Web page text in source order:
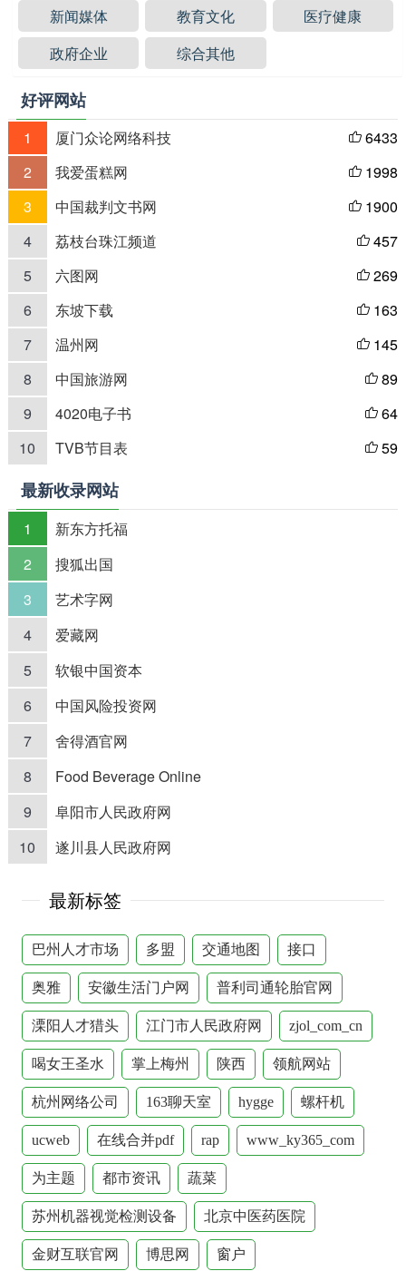
新闻媒体
教育文化
医疗健康
政府企业
综合其他
好评网站
1 厦门众论网络科技  6433
2
我爱蛋糕网  1998
3
中国裁判文书网  1900
4
荔枝台珠江频道  457
5
六图网  269
6
东坡下载  163
7
温州网  145
8
中国旅游网  89
9
4020电子书  64
10
TVB节目表  59
最新收录网站
1
新东方托福
2
搜狐出国
3
艺术字网
4
爱藏网
5
软银中国资本
6
中国风险投资网
7
舍得酒官网
8
Food Beverage Online
9
阜阳市人民政府网
10
遂川县人民政府网
最新标签
巴州人才市场 多盟 交通地图 接口
奥雅 安徽生活门户网 普利司通轮胎官网
溧阳人才猎头 江门市人民政府网 zjol_com_cn
喝女王圣水 掌上梅州 陕西 领航网站
杭州网络公司 163聊天室 hygge 螺杆机
ucweb 在线合并pdf rap www_ky365_com
为主题 都市资讯 蔬菜
苏州机器视觉检测设备 北京中医药医院
金财互联官网 博思网 窗户